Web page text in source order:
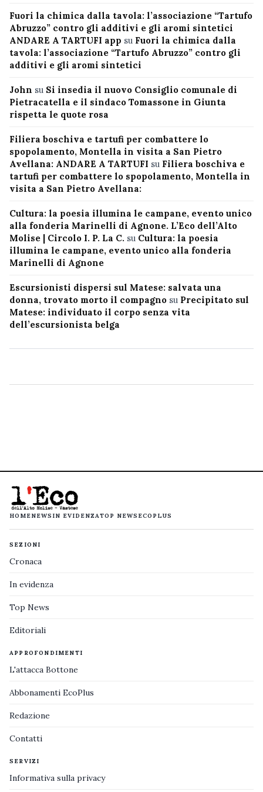
Fuori la chimica dalla tavola: l’associazione “Tartufo
Abruzzo” contro gli additivi e gli aromi sintetici
ANDARE A TARTUFI app su Fuori la chimica dalla
tavola: l’associazione “Tartufo Abruzzo” contro gli
additivi e gli aromi sintetici
John su Si insedia il nuovo Consiglio comunale di
Pietracatella e il sindaco Tomassone in Giunta
rispetta le quote rosa
Filiera boschiva e tartufi per combattere lo
spopolamento, Montella in visita a San Pietro
Avellana: ANDARE A TARTUFI su Filiera boschiva e
tartufi per combattere lo spopolamento, Montella in
visita a San Pietro Avellana:
Cultura: la poesia illumina le campane, evento unico
alla fonderia Marinelli di Agnone. L’Eco dell’Alto
Molise | Circolo I. P. La C. su Cultura: la poesia
illumina le campane, evento unico alla fonderia
Marinelli di Agnone
Escursionisti dispersi sul Matese: salvata una
donna, trovato morto il compagno su Precipitato sul
Matese: individuato il corpo senza vita
dell’escursionista belga
HOMENEWS IN EVIDENZATOP NEWS ECOPLUS
SEZIONI
Cronaca
In evidenza
Top News
Editoriali
APPROFONDIMENTI
L'attacca Bottone
Abbonamenti EcoPlus
Redazione
Contatti
SERVIZI
Informativa sulla privacy